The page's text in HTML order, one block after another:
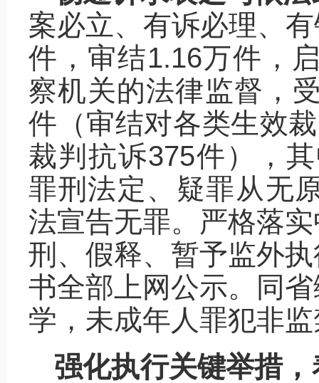
案必立、有诉必理、
件，审结1.16万件，
察机关的法律监督，
件（审结对各类生效
裁判抗诉375件），
罪刑法定、疑罪从无
法宣告无罪。严格落
刑、假释、暂予监外
书全部上网公示。同
学，未成年人罪犯非
强化执行关键举措